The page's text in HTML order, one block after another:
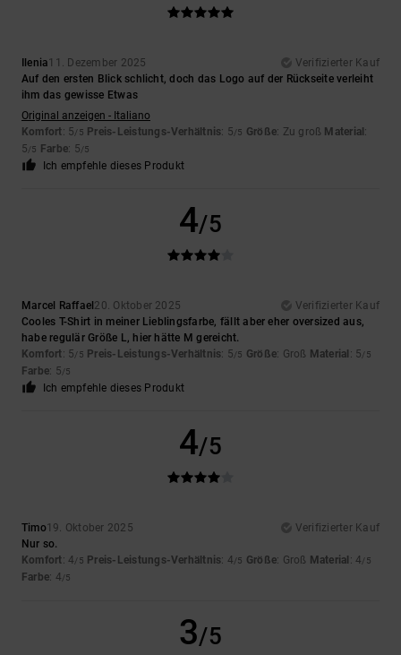
Ilenia11. Dezember 2025
Verifizierter Kauf
Auf den ersten Blick schlicht, doch das Logo auf der Rückseite verleiht
ihm das gewisse Etwas
Original anzeigen - Italiano
Komfort: 5/5 Preis-Leistungs-Verhältnis: 5/5 Größe: Zu groß Material :
5/5 Farbe: 5/5
Ich empfehle dieses Produkt
4/5
Marcel Raffael 20. Oktober 2025
Verifizierter Kauf
Cooles T-Shirt in meiner Lieblingsfarbe, fällt aber eher oversized aus,
habe regulär Größe L, hier hätte M gereicht.
Komfort: 5/5 Preis-Leistungs-Verhältnis: 5/5 Größe: Groß Material : 5/5
Farbe: 5/5
Ich empfehle dieses Produkt
4/5
Timo19. Oktober 2025
Verifizierter Kauf
Nur so.
Komfort: 4/5 Preis-Leistungs-Verhältnis: 4/5 Größe: Groß Material : 4/5
Farbe: 4/5
3/5